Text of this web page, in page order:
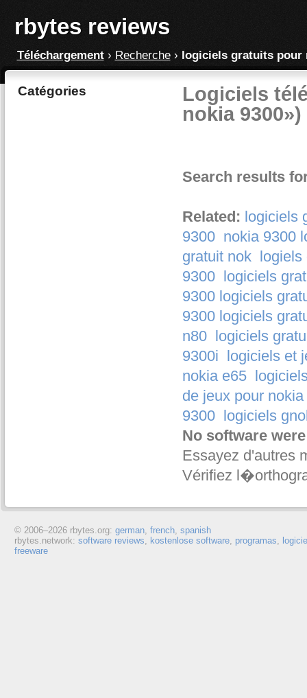
rbytes reviews
Téléchargement› Recherche› logiciels gratuits pour
Catégories
Logiciels
nokia 9300»)
Search results
Related: logiciels
9300 nokia 9300
gratuit nok logiels
9300 logiciels
9300 logiciels
9300 logiciels
n80 logiciels
9300i logiciels et
nokia e65
de jeux pour
9300 logiciels
No software
Essayez d'autres
Vérifiez
© 2006–2026 rbytes.org: german, french, spanish
rbytes.network: software reviews, kostenlose software, programas,
freeware